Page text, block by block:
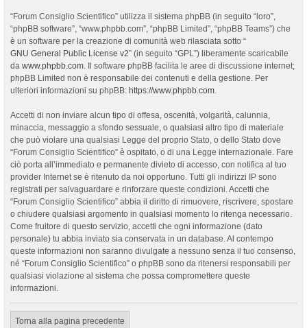
“Forum Consiglio Scientifico” utilizza il sistema phpBB (in seguito “loro”,
“phpBB software”, “www.phpbb.com”, “phpBB Limited”, “phpBB Teams”) che
è un software per la creazione di comunità web rilasciata sotto “
GNU General Public License v2” (in seguito “GPL”) liberamente scaricabile
da www.phpbb.com. Il software phpBB facilita le aree di discussione internet;
phpBB Limited non è responsabile dei contenuti e della gestione. Per
ulteriori informazioni su phpBB: https://www.phpbb.com.
Accetti di non inviare alcun tipo di offesa, oscenità, volgarità, calunnia,
minaccia, messaggio a sfondo sessuale, o qualsiasi altro tipo di materiale
che può violare una qualsiasi Legge del proprio Stato, o dello Stato dove
“Forum Consiglio Scientifico” è ospitato, o di una Legge internazionale. Fare
ciò porta all’immediato e permanente divieto di accesso, con notifica al tuo
provider Internet se è ritenuto da noi opportuno. Tutti gli indirizzi IP sono
registrati per salvaguardare e rinforzare queste condizioni. Accetti che
“Forum Consiglio Scientifico” abbia il diritto di rimuovere, riscrivere, spostare
o chiudere qualsiasi argomento in qualsiasi momento lo ritenga necessario.
Come fruitore di questo servizio, accetti che ogni informazione (dato
personale) tu abbia inviato sia conservata in un database. Al contempo
queste informazioni non saranno divulgate a nessuno senza il tuo consenso,
né “Forum Consiglio Scientifico” o phpBB sono da ritenersi responsabili per
qualsiasi violazione al sistema che possa compromettere queste
informazioni.
Torna alla pagina precedente